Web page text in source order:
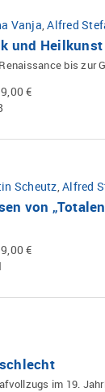
Vanja,Alfred
und Heilkunst
bis zur
€
Scheutz,Alfred
von
€
im 19.